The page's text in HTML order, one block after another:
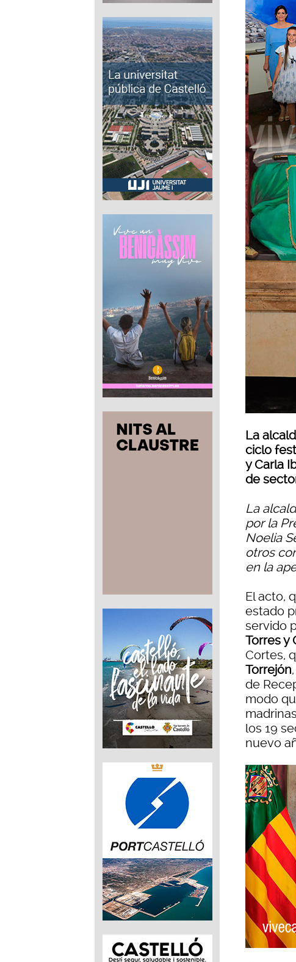
La
ciclo
y Carla
de
La
por la
Noelia
otros
en la
El acto,
estado
servido
Torres y
Cortes,
Torrejón
de
modo
los 19
nuevo